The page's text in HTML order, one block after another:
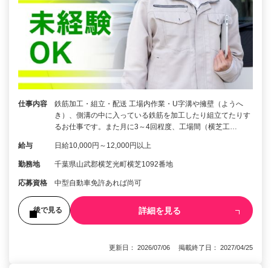
仕事内容
鉄筋加工・組立・配送 工場内作業・U字溝や擁壁（ようへ
き）、側溝の中に入っている鉄筋を加工したり組立てたりす
るお仕事です。また月に3～4回程度、工場間（横芝工…
給与 日給10,000円～12,000円以上
勤務地 千葉県山武郡横芝光町横芝1092番地
応募資格 中型自動車免許あれば尚可
後で見る 詳細を見る
更新日： 2026/07/06 掲載終了日： 2027/04/25